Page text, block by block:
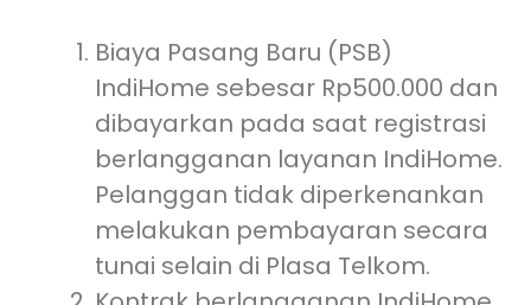
Biaya Pasang Baru (PSB)
IndiHome sebesar Rp500.000 dan
dibayarkan pada saat registrasi
berlangganan layanan IndiHome.
Pelanggan tidak diperkenankan
melakukan pembayaran secara
tunai selain di Plasa Telkom.